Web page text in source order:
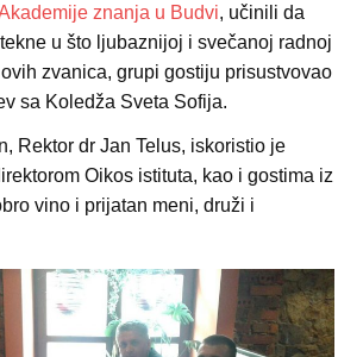
znanja u Budvi, učinili da
u što ljubaznijoj i svečanoj radnoj
zvanica, grupi gostiju prisustvovao
sa Koledža Sveta Sofija.
Rektor dr Jan Telus, iskoristio je
Oikos istituta, kao i gostima iz
vino i prijatan meni, druži i